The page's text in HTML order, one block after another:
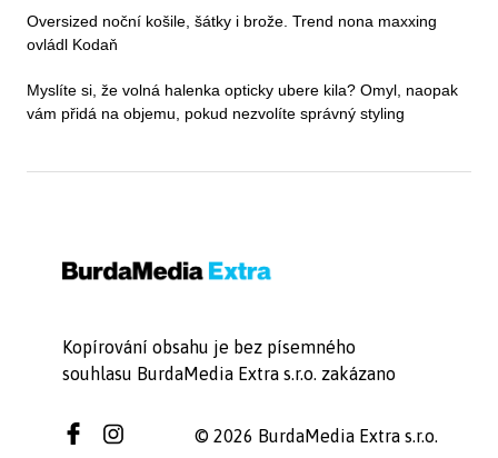
Oversized noční košile, šátky i brože. Trend nona maxxing
ovládl Kodaň
Myslíte si, že volná halenka opticky ubere kila? Omyl, naopak
vám přidá na objemu, pokud nezvolíte správný styling
Kopírování obsahu je bez písemného
souhlasu BurdaMedia Extra s.r.o. zakázano
© 2026 BurdaMedia Extra s.r.o.